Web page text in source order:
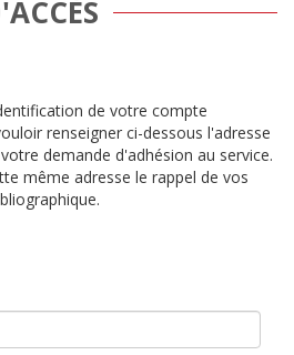
de votre compte
renseigner ci-dessous l'adresse
demande d'adhésion au service.
même adresse le rappel de vos
ESPACE CONGRÈS